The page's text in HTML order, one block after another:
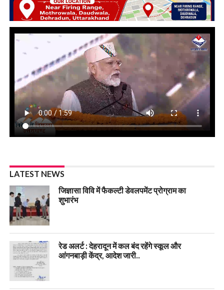
LATEST NEWS
जिज्ञासा विवि में फैकल्टी डेवलपमेंट प्रोग्राम का
शुभारंभ
रेड अलर्ट : देहरादून में कल बंद रहेंगे स्कूल और
आंगनबाड़ी केंद्र, आदेश जारी..